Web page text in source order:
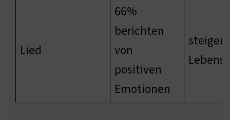
Lied
66%
berichten
von
positiven
Emotionen
steigert